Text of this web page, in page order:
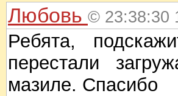
Любовь © 23:38:30
Ребята,
перестали
мазиле. Спасибо